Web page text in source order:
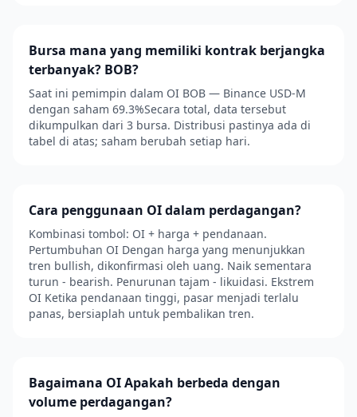
Bursa mana yang memiliki kontrak berjangka
terbanyak? BOB?
Saat ini pemimpin dalam OI BOB — Binance USD-M
dengan saham 69.3%Secara total, data tersebut
dikumpulkan dari 3 bursa. Distribusi pastinya ada di
tabel di atas; saham berubah setiap hari.
Cara penggunaan OI dalam perdagangan?
Kombinasi tombol: OI + harga + pendanaan.
Pertumbuhan OI Dengan harga yang menunjukkan
tren bullish, dikonfirmasi oleh uang. Naik sementara
turun - bearish. Penurunan tajam - likuidasi. Ekstrem
OI Ketika pendanaan tinggi, pasar menjadi terlalu
panas, bersiaplah untuk pembalikan tren.
Bagaimana OI Apakah berbeda dengan
volume perdagangan?